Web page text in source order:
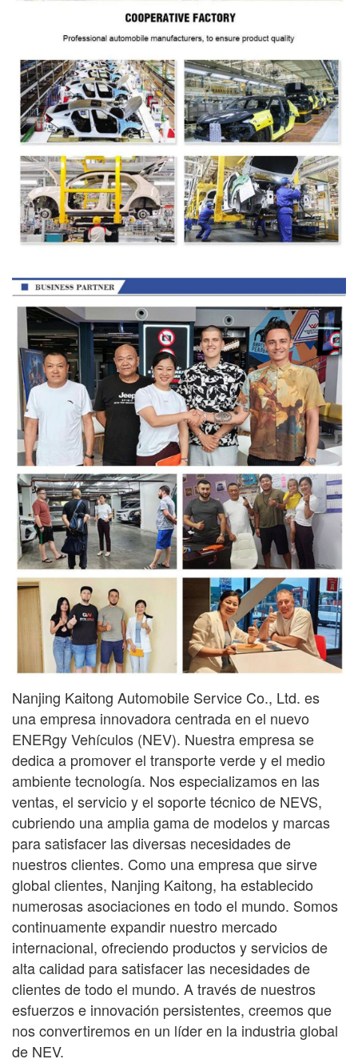
Nanjing Kaitong Automobile Service Co., Ltd. es
una empresa innovadora centrada en el nuevo
ENERgyVehículos (NEV). Nuestra empresa se
dedica a promover el transporte verde y el medio
ambientetecnología. Nos especializamos en las
ventas, el servicio y el soporte técnico de NEVS,
cubriendo una amplia gamade modelos y marcas
para satisfacer las diversas necesidades de
nuestros clientes. Como una empresa que sirve
global clientes, Nanjing Kaitong, ha establecido
numerosas asociaciones en todo el mundo. Somos
continuamenteexpandir nuestro mercado
internacional, ofreciendo productos y servicios de
alta calidad para satisfacer las necesidades de
clientes de todo el mundo. A través de nuestros
esfuerzos e innovación persistentes, creemos que
nos convertiremos en un líder en la industria global
de NEV.